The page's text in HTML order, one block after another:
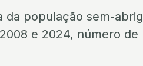
da população sem-
e 2024, número de